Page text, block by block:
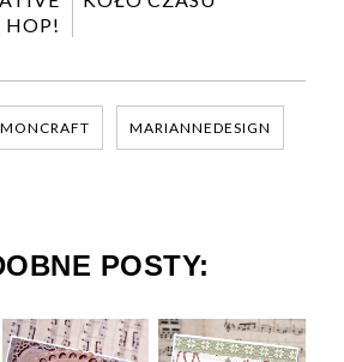
HOP!
MARIANNEDESIGN
POSTY: